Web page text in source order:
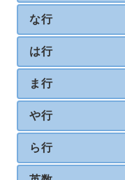
な行
は行
ま行
や行
ら行